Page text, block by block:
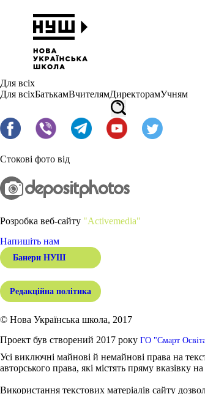
Для всіх
Для всіхБатькамВчителямДиректорамУчням
Стокові фото від
Розробка веб-сайту "Activemedia"
Напишіть нам
Банери НУШ
Редакційна політика
© Нова Українська школа, 2017
Проект був створений 2017 року ГО "Смарт
Усі виключні майнові й немайнові права на
авторського права, які містять пряму вказівку
Використання текстових матеріалів сайту